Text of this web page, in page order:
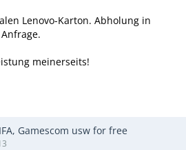
Lenovo-Karton. Abholung in
meinerseits!
Gamescom usw for free